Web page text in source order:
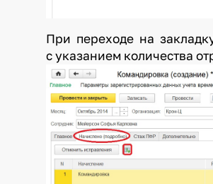
При переходе на
с указанием